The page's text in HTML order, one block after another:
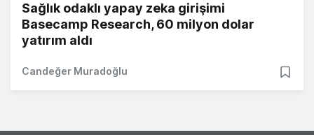
Sağlık odaklı yapay zeka girişimi
Basecamp Research, 60 milyon dolar
yatırım aldı
Candeğer Muradoğlu